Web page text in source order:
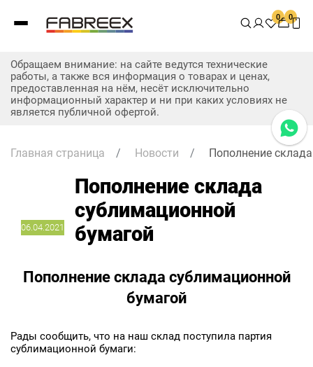
0 0
Обращаем внимание: на сайте ведутся технические
работы, а также вся информация о товарах и ценах,
предоставленная на нём, несёт исключительно
информационный характер и ни при каких условиях не
является публичной офертой.
Главная страница / Новости / Пополнение
06.04.2021
Пополнение склада
сублимационной
бумагой
Пополнение склада сублимационной
бумагой
Рады сообщить, что на наш склад поступила партия
сублимационной бумаги: